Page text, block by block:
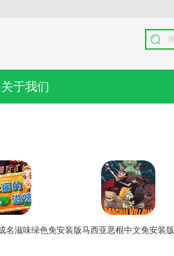
关于我们
名滋味绿色免安装版马西亚恶棍中文免安装版